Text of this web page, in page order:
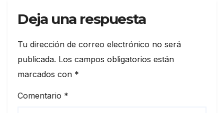
Deja una respuesta
Tu dirección de correo electrónico no será
publicada. Los campos obligatorios están
marcados con *
Comentario *